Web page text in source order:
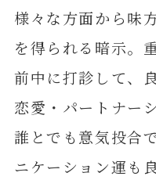
様々な方面から味
を得られる暗示。
前中に打診して、
恋愛・パートナ
誰とでも意気投合
ニケーション運も良